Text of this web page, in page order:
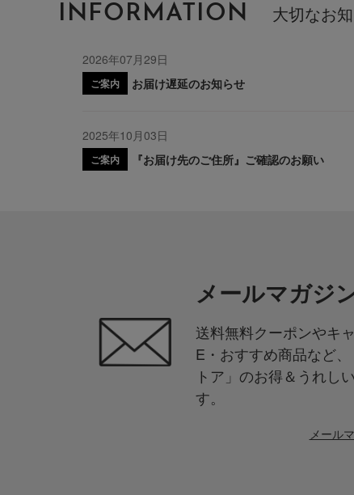
INFORMATION 大切なお知
2026年07月29日
ご案内 お届け遅延のお知らせ
2025年10月03日
ご案内 『お届け先のご住所』ご確認のお願い
メールマガジ
送料無料クーポンやキ
E・おすすめ商品など
トア」のお得＆うれし
す。
メール